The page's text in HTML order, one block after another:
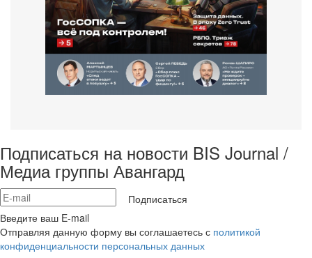
Подписаться на новости BIS Journal /
Медиа группы Авангард
Подписаться
Введите ваш E-mail
Отправляя данную форму вы соглашаетесь с политикой
конфиденциальности персональных данных